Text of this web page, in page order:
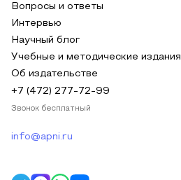
Вопросы и ответы
Интервью
Научный блог
Учебные и методические издания
Об издательстве
+7 (472) 277-72-99
Звонок бесплатный
info@apni.ru